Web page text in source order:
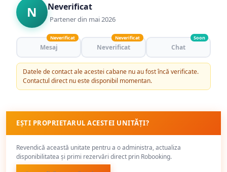
N Neverificat
Partener din mai 2026
Mesaj
Neverificat
Neverificat
Neverificat
Chat
Soon
Datele de contact ale acestei cabane nu au fost încă verificate.
Contactul direct nu este disponibil momentan.
EȘTI PROPRIETARUL ACESTEI UNITĂȚI?
Revendică această unitate pentru a o administra, actualiza
disponibilitatea și primi rezervări direct prin Robooking.